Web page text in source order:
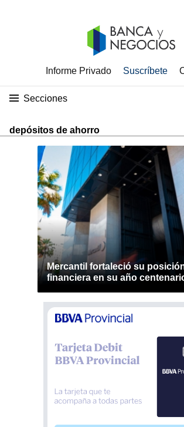
Informe Privado Suscríbete
Secciones
depósitos de ahorro
Mercantil fortaleció su
financiera en su año